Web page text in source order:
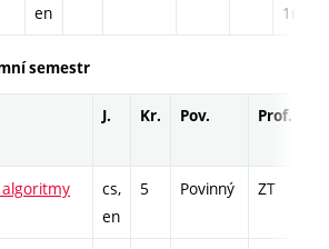
en
169
semestr
J. Kr. Pov. Prof.
cs,
en
5 Povinný ZT